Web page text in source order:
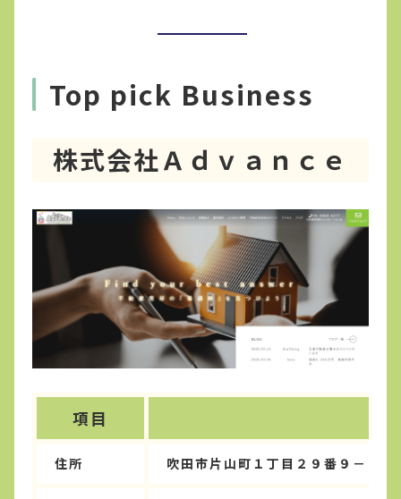
Top pick Business
株式会社Ａｄｖａｎｃｅ
項目
住所 吹田市片山町１丁目２９番９－１０